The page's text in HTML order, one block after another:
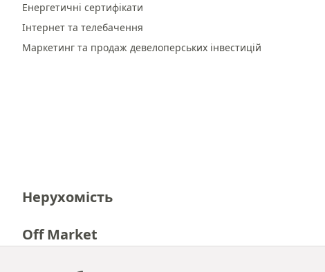
Енергетичні сертифікати
Інтернет та телебачення
Маркетинг та продаж девелоперських інвестицій
Нерухомість
Off Market